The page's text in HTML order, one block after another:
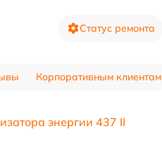
Статус ремонта
Корпоративным клиентам
энергии 437 II